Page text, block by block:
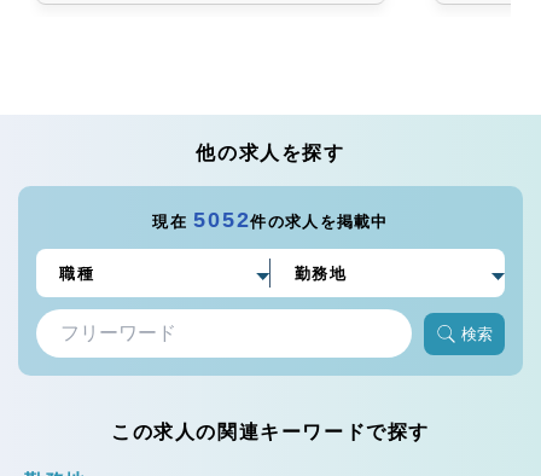
他の求人を探す
現在5052件の求人を掲載中
検索
この求人の関連キーワードで探す